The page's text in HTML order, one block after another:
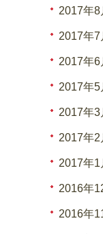
2017年8
2017年7
2017年6
2017年5
2017年3
2017年2
2017年1
2016年
2016年